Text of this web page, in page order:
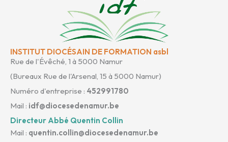
INSTITUT DIOCÉSAIN DE FORMATION asbl
Rue de l'Évêché, 1 à 5000 Namur
(Bureaux Rue de l'Arsenal, 15 à 5000 Namur)
Numéro d'entreprise : 452991780
Mail : idf@diocesedenamur.be
Directeur Abbé Quentin Collin
Mail : quentin.collin@diocesedenamur.be